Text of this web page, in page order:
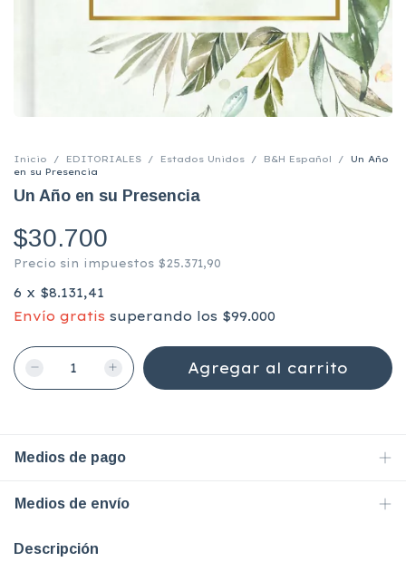
Inicio / EDITORIALES / Estados Unidos / B&H Español /
Un Año
en su Presencia
Un Año en su Presencia
$30.700
Precio sin impuestos $25.371,90
6 x $8.131,41
Envío gratis superando los $99.000
Medios de pago
Medios de envío
Descripción